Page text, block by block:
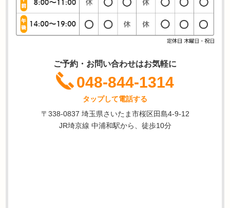
ご予約・お問い合わせはお気軽に
048-844-1314
タップして電話する
〒338-0837 埼玉県さいたま市桜区田島4-9-12
JR埼京線 中浦和駅から、徒歩10分